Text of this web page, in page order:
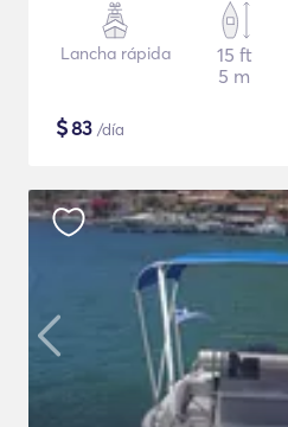
Lancha rápida
15 ft
5 m
$83 /día